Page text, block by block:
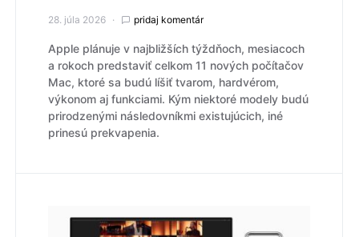
28. júla 2026 pridaj komentár
Apple plánuje v najbližších týždňoch, mesiacoch
a rokoch predstaviť celkom 11 nových počítačov
Mac, ktoré sa budú líšiť tvarom, hardvérom,
výkonom aj funkciami. Kým niektoré modely budú
prirodzenými následovníkmi existujúcich, iné
prinesú prekvapenia.